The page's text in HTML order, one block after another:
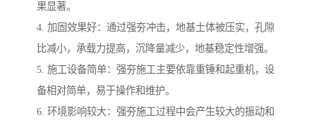
果显著。
4. 加固效果好：通过强夯冲击，地基土体被压实，孔隙
比减小，承载力提高，沉降量减少，地基稳定性增强。
5. 施工设备简单：强夯施工主要依靠重锤和起重机，设
备相对简单，易于操作和维护。
6. 环境影响较大：强夯施工过程中会产生较大的振动和